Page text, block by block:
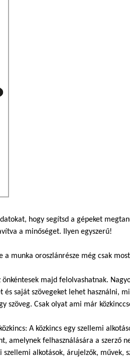
hogy segítsd a gépeket
a minőséget. Ilyen egyszerű!
munka oroszlánrésze még csak
majd felolvashatnak.
és saját szövegeket lehet használni,
szöveg. Csak olyat ami már
A közkincs egy szellemi
amelynek felhasználására a szerző
alkotások, árujelzők, művek,